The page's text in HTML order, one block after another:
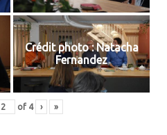
Crédit photo : Natacha
Fernandez
of 4 › »